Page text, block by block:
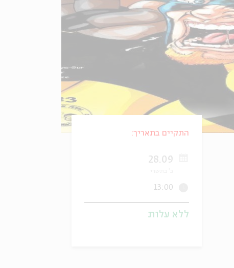
התקיים בתאריך:
28.09
13:00
ללא עלות